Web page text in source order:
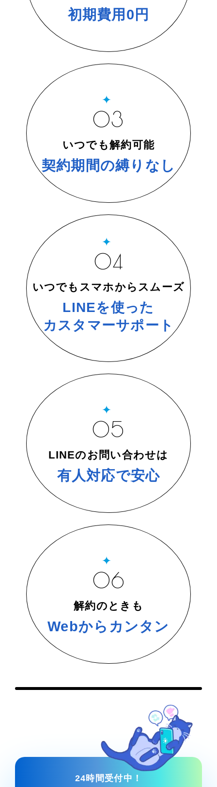
初期費用0円
03
いつでも解約可能
契約期間の縛りなし
04
いつでもスマホからスムーズ
LINEを使った
カスタマーサポート
05
LINEのお問い合わせは
有人対応で安心
06
解約のときも
Webからカンタン
24時間受付中！